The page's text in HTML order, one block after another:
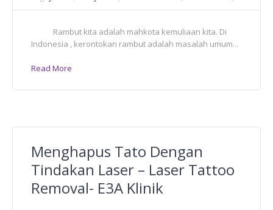
Rambut kita adalah mahkota kemuliaan kita. Di
Indonesia , kerontokan rambut adalah masalah umum...
Read More
Menghapus Tato Dengan
Tindakan Laser – Laser Tattoo
Removal- E3A Klinik